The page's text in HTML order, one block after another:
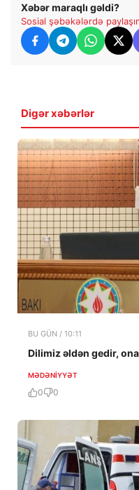
Xəbər maraqlı gəldi?
Sosial şəbəkələrdə
Digər xəbərlər
BU GÜN / 10:11
Dilimiz əldən gedir, ona
MƏDƏNIYYƏT
0 0